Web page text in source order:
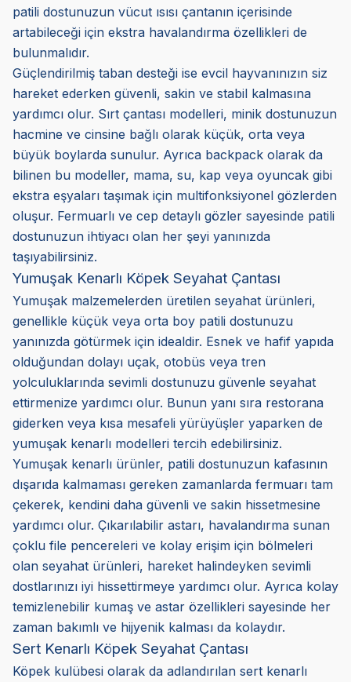
patili dostunuzun vücut ısısı çantanın içerisinde
artabileceği için ekstra havalandırma özellikleri de
bulunmalıdır.
Güçlendirilmiş taban desteği ise evcil hayvanınızın siz
hareket ederken güvenli, sakin ve stabil kalmasına
yardımcı olur. Sırt çantası modelleri, minik dostunuzun
hacmine ve cinsine bağlı olarak küçük, orta veya
büyük boylarda sunulur. Ayrıca backpack olarak da
bilinen bu modeller, mama, su, kap veya oyuncak gibi
ekstra eşyaları taşımak için multifonksiyonel gözlerden
oluşur. Fermuarlı ve cep detaylı gözler sayesinde patili
dostunuzun ihtiyacı olan her şeyi yanınızda
taşıyabilirsiniz.
Yumuşak Kenarlı Köpek Seyahat Çantası
Yumuşak malzemelerden üretilen seyahat ürünleri,
genellikle küçük veya orta boy patili dostunuzu
yanınızda götürmek için idealdir. Esnek ve hafif yapıda
olduğundan dolayı uçak, otobüs veya tren
yolculuklarında sevimli dostunuzu güvenle seyahat
ettirmenize yardımcı olur. Bunun yanı sıra restorana
giderken veya kısa mesafeli yürüyüşler yaparken de
yumuşak kenarlı modelleri tercih edebilirsiniz.
Yumuşak kenarlı ürünler, patili dostunuzun kafasının
dışarıda kalmaması gereken zamanlarda fermuarı tam
çekerek, kendini daha güvenli ve sakin hissetmesine
yardımcı olur. Çıkarılabilir astarı, havalandırma sunan
çoklu file pencereleri ve kolay erişim için bölmeleri
olan seyahat ürünleri, hareket halindeyken sevimli
dostlarınızı iyi hissettirmeye yardımcı olur. Ayrıca kolay
temizlenebilir kumaş ve astar özellikleri sayesinde her
zaman bakımlı ve hijyenik kalması da kolaydır.
Sert Kenarlı Köpek Seyahat Çantası
Köpek kulübesi olarak da adlandırılan sert kenarlı